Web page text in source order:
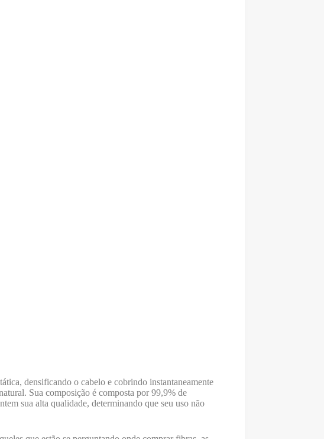
densificando o cabelo e cobrindo instantaneamente
Sua composição é composta por 99,9% de
sua alta qualidade, determinando que seu uso não